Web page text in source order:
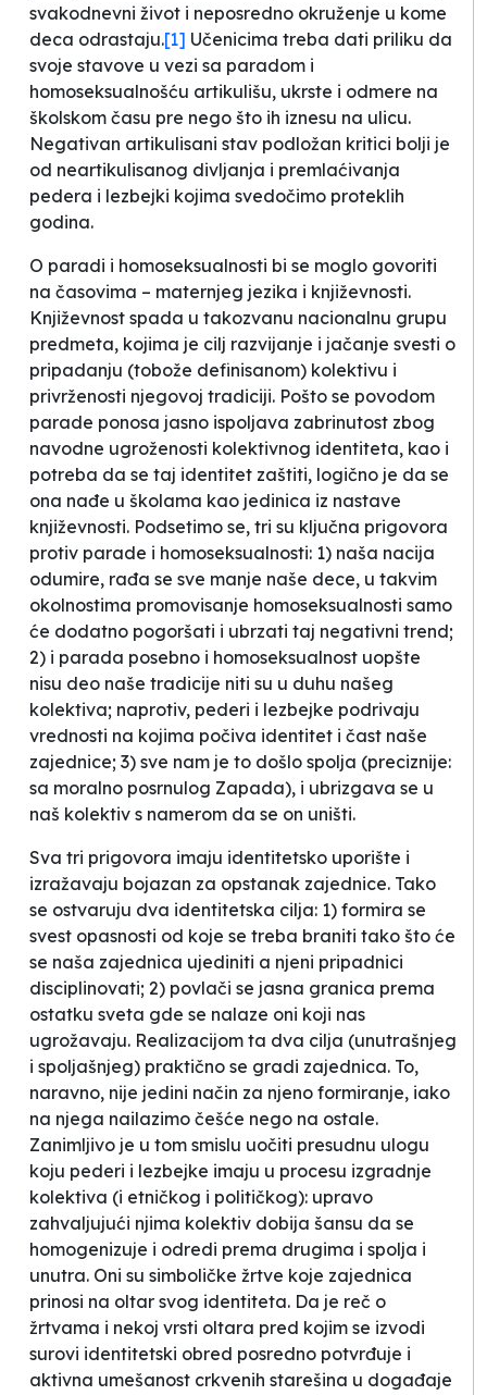
svakodnevni život i neposredno okruženje u kome
deca odrastaju.[1] Učenicima treba dati priliku da
svoje stavove u vezi sa paradom i
homoseksualnošću artikulišu, ukrste i odmere na
školskom času pre nego što ih iznesu na ulicu.
Negativan artikulisani stav podložan kritici bolji je
od neartikulisanog divljanja i premlaćivanja
pedera i lezbejki kojima svedočimo proteklih
godina.
O paradi i homoseksualnosti bi se moglo govoriti
na časovima – maternjeg jezika i književnosti.
Književnost spada u takozvanu nacionalnu grupu
predmeta, kojima je cilj razvijanje i jačanje svesti o
pripadanju (tobože definisanom) kolektivu i
privrženosti njegovoj tradiciji. Pošto se povodom
parade ponosa jasno ispoljava zabrinutost zbog
navodne ugroženosti kolektivnog identiteta, kao i
potreba da se taj identitet zaštiti, logično je da se
ona nađe u školama kao jedinica iz nastave
književnosti. Podsetimo se, tri su ključna prigovora
protiv parade i homoseksualnosti: 1) naša nacija
odumire, rađa se sve manje naše dece, u takvim
okolnostima promovisanje homoseksualnosti samo
će dodatno pogoršati i ubrzati taj negativni trend;
2) i parada posebno i homoseksualnost uopšte
nisu deo naše tradicije niti su u duhu našeg
kolektiva; naprotiv, pederi i lezbejke podrivaju
vrednosti na kojima počiva identitet i čast naše
zajednice; 3) sve nam je to došlo spolja (preciznije:
sa moralno posrnulog Zapada), i ubrizgava se u
naš kolektiv s namerom da se on uništi.
Sva tri prigovora imaju identitetsko uporište i
izražavaju bojazan za opstanak zajednice. Tako
se ostvaruju dva identitetska cilja: 1) formira se
svest opasnosti od koje se treba braniti tako što će
se naša zajednica ujediniti a njeni pripadnici
disciplinovati; 2) povlači se jasna granica prema
ostatku sveta gde se nalaze oni koji nas
ugrožavaju. Realizacijom ta dva cilja (unutrašnjeg
i spoljašnjeg) praktično se gradi zajednica. To,
naravno, nije jedini način za njeno formiranje, iako
na njega nailazimo češće nego na ostale.
Zanimljivo je u tom smislu uočiti presudnu ulogu
koju pederi i lezbejke imaju u procesu izgradnje
kolektiva (i etničkog i političkog): upravo
zahvaljujući njima kolektiv dobija šansu da se
homogenizuje i odredi prema drugima i spolja i
unutra. Oni su simboličke žrtve koje zajednica
prinosi na oltar svog identiteta. Da je reč o
žrtvama i nekoj vrsti oltara pred kojim se izvodi
surovi identitetski obred posredno potvrđuje i
aktivna umešanost crkvenih starešina u događaje